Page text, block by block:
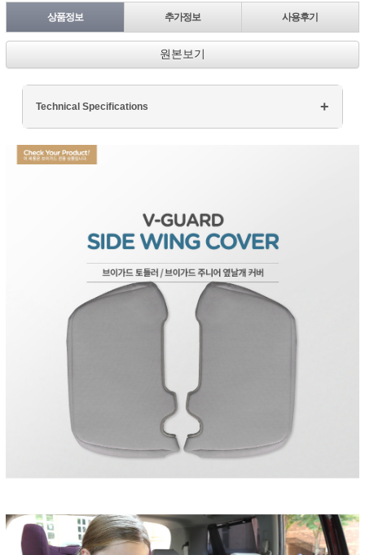
페이코 ID로 페
PAYCO 바로구매
상품정보 추가정보 사용후기
원본보기
Technical Specifications